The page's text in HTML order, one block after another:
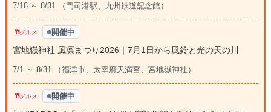
7/18 ～ 8/31 （門司港駅、九州鉄道記念館）
グルメ 開催中
宮地嶽神社 風凛まつり2026｜7月1日から風鈴と光の天の川
7/1 ～ 8/31 （福津市、太宰府天満宮、宮地嶽神社）
グルメ 開催中